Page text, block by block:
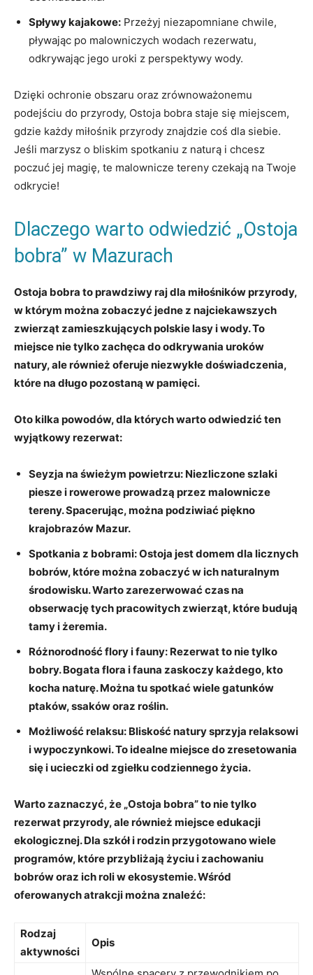
Spływy kajakowe: Przeżyj niezapomniane chwile,
pływając po malowniczych wodach rezerwatu,
odkrywając jego uroki z perspektywy wody.
Dzięki ochronie obszaru oraz zrównoważonemu
podejściu do przyrody, Ostoja bobra staje się miejscem,
gdzie każdy miłośnik przyrody znajdzie coś dla siebie.
Jeśli marzysz o bliskim spotkaniu z naturą i chcesz
poczuć jej magię, te malownicze tereny czekają na Twoje
odkrycie!
Dlaczego warto odwiedzić „Ostoja
bobra” w Mazurach
Ostoja bobra to prawdziwy raj dla miłośników przyrody,
w którym można zobaczyć jedne z najciekawszych
zwierząt zamieszkujących polskie lasy i wody. To
miejsce nie tylko zachęca do odkrywania uroków
natury, ale również oferuje niezwykłe doświadczenia,
które na długo pozostaną w pamięci.
Oto kilka powodów, dla których warto odwiedzić ten
wyjątkowy rezerwat:
Seyzja na świeżym powietrzu: Niezliczone szlaki
piesze i rowerowe prowadzą przez malownicze
tereny. Spacerując, można podziwiać piękno
krajobrazów Mazur.
Spotkania z bobrami:Ostoja jest domem dla licznych
bobrów, które można zobaczyć w ich naturalnym
środowisku. Warto zarezerwować czas na
obserwację tych pracowitych zwierząt, które budują
tamy i żeremia.
Różnorodność flory i fauny: Rezerwat to nie tylko
bobry. Bogata flora i fauna zaskoczy każdego, kto
kocha naturę. Można tu spotkać wiele gatunków
ptaków, ssaków oraz roślin.
Możliwość relaksu: Bliskość natury sprzyja relaksowi
i wypoczynkowi. To idealne miejsce do zresetowania
się i ucieczki od zgiełku codziennego życia.
Warto zaznaczyć, że „Ostoja bobra” to nie tylko
rezerwat przyrody, ale również miejsce edukacji
ekologicznej. Dla szkół i rodzin przygotowano wiele
programów, które przybliżają życiu i zachowaniu
bobrów oraz ich roli w ekosystemie. Wśród
oferowanych atrakcji można znaleźć:
Rodzaj
aktywności
Opis